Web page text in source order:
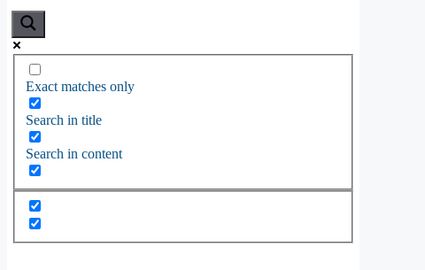
Exact matches only
Search in title
Search in content